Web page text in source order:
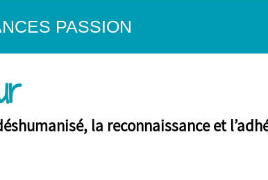
PASSION
la reconnaissance et